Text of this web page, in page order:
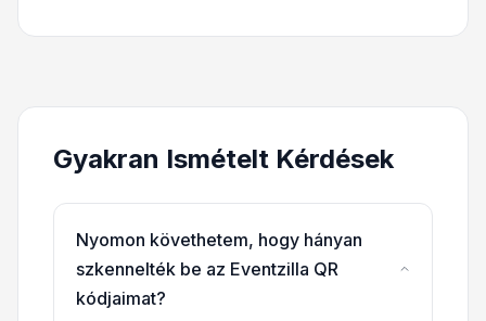
Gyakran Ismételt Kérdések
Nyomon követhetem, hogy hányan
szkennelték be az Eventzilla QR
kódjaimat?